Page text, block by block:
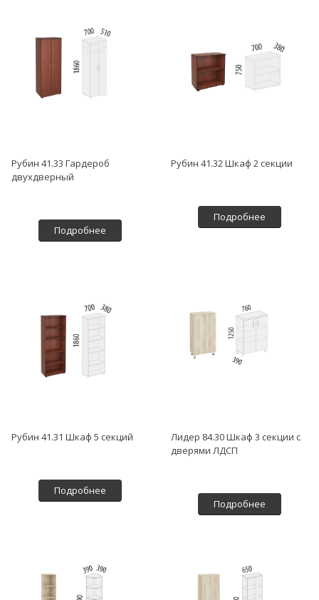
Рубин 41.33 Гардероб
двухдверный
Подробнее
Рубин 41.32 Шкаф 2 секции
Подробнее
Рубин 41.31 Шкаф 5 секций
Подробнее
Лидер 84.30 Шкаф 3 секции с
дверями ЛДСП
Подробнее